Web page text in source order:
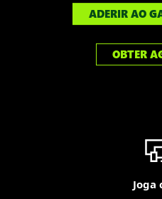
ADERIR AO
OBTER
Joga